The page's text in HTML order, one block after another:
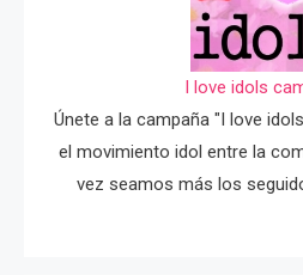
I love idols
Únete a la campaña "I love
el movimiento idol entre la
vez seamos más los